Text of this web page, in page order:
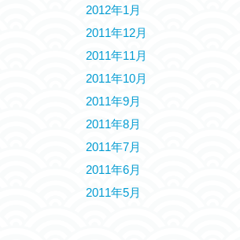
2012年1月
2011年12月
2011年11月
2011年10月
2011年9月
2011年8月
2011年7月
2011年6月
2011年5月